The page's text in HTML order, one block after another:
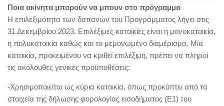
Ποια ακίνητα μπορούν να μπουν στο πρόγραμμα
Η επιλεξιμότητα των δαπανών του Προγράμματος λήγει στις
31 Δεκεμβρίου 2023. Επιλέξιμες κατοικίες είναι η μονοκατοικία,
η πολυκατοικία καθώς και το μεμονωμένο διαμέρισμα. Μία
κατοικία, προκειμένου να κριθεί επιλέξιμη, πρέπει να πληροί
τις ακόλουθες γενικές προϋποθέσεις:
-Χρησιμοποιείται ως κύρια κατοικία, όπως προκύπτει από τα
στοιχεία της δήλωσης φορολογίας εισοδήματος (Ε1) του